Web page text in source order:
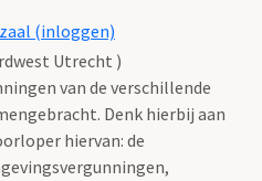
(inloggen)
Utrecht )
van de verschillende
Denk hierbij aan
hiervan: de